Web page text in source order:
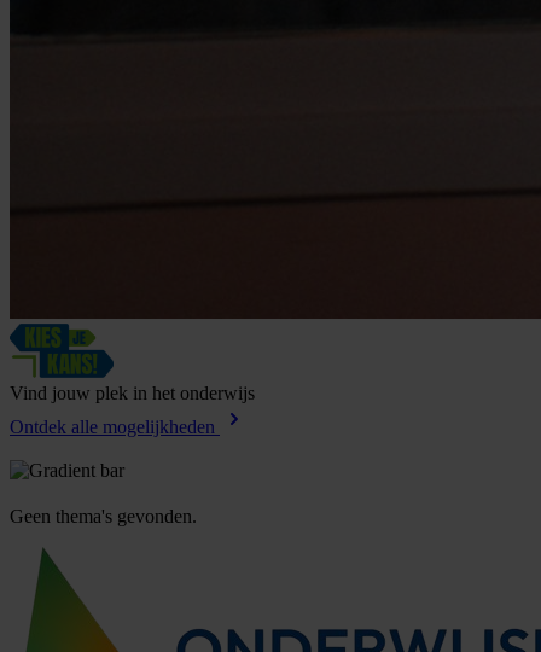
Vind jouw plek in het onderwijs
Ontdek alle mogelijkheden
Geen thema's gevonden.